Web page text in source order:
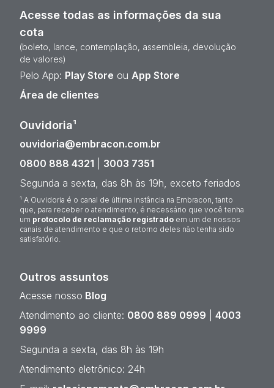
Acesse todas as informações da sua
cota
(boleto, lance, contemplação, assembleia, devolução
de valores)
Pelo App: Play Store ou App Store
Área de clientes
Ouvidoria¹
ouvidoria@embracon.com.br
0800 888 4321
3003 7351
Segunda a sexta, das 8h às 19h, exceto feriados
¹ A Ouvidoria é o canal de última instância na Embracon, tanto
que, para receber o atendimento, é necessário que você tenha
um protocolo de reclamação registrado em um de nossos
canais de atendimento e que o retorno deles não tenha sido
satisfatório.
Outros assuntos
Acesse nosso Blog
Atendimento ao cliente: 0800 889 0999
4003
9999
Segunda a sexta, das 8h às 19h
Atendimento eletrônico: 24h